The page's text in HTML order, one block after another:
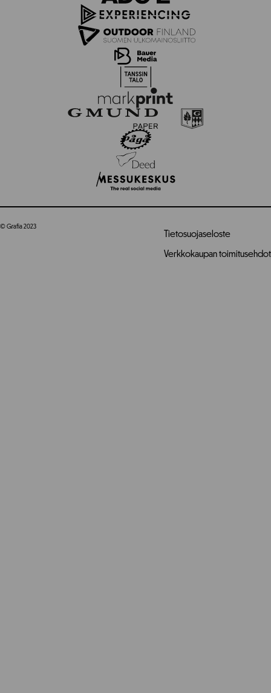
© Grafia 2023
Tietosuojaseloste
Verkkokaupan toimitusehdot